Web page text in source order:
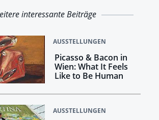
interessante Beiträge
AUSSTELLUNGEN
Picasso & Bacon in
Wien: What It Feels
Like to Be Human
AUSSTELLUNGEN